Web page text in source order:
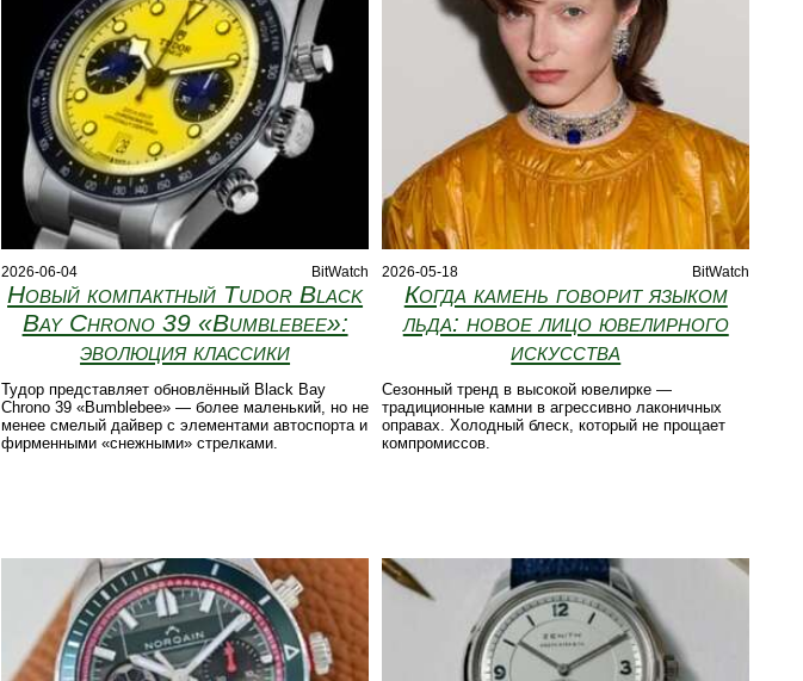
2026-06-04 BitWatch
Новый компактный Tudor Black
Bay Chrono 39 «Bumblebee»:
эволюция классики
Тудор представляет обновлённый Black Bay
Chrono 39 «Bumblebee» — более маленький, но не
менее смелый дайвер с элементами автоспорта и
фирменными «снежными» стрелками.
2026-05-18 BitWatch
Когда камень говорит языком
льда: новое лицо ювелирного
искусства
Сезонный тренд в высокой ювелирке —
традиционные камни в агрессивно лаконичных
оправах. Холодный блеск, который не прощает
компромиссов.